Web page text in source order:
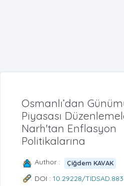
Osmanlı’dan
Piyasası
Narh'tan Enflasyon
Politikalarına
Author : Çiğdem KAVAK
DOI : 10.29228/